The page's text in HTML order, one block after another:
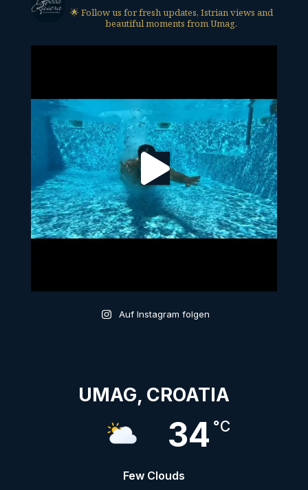
🌟 Follow us for fresh updates, Istrian views and
beautiful moments from Umag.
Auf Instagram folgen
UMAG, CROATIA
34 °C
Few Clouds